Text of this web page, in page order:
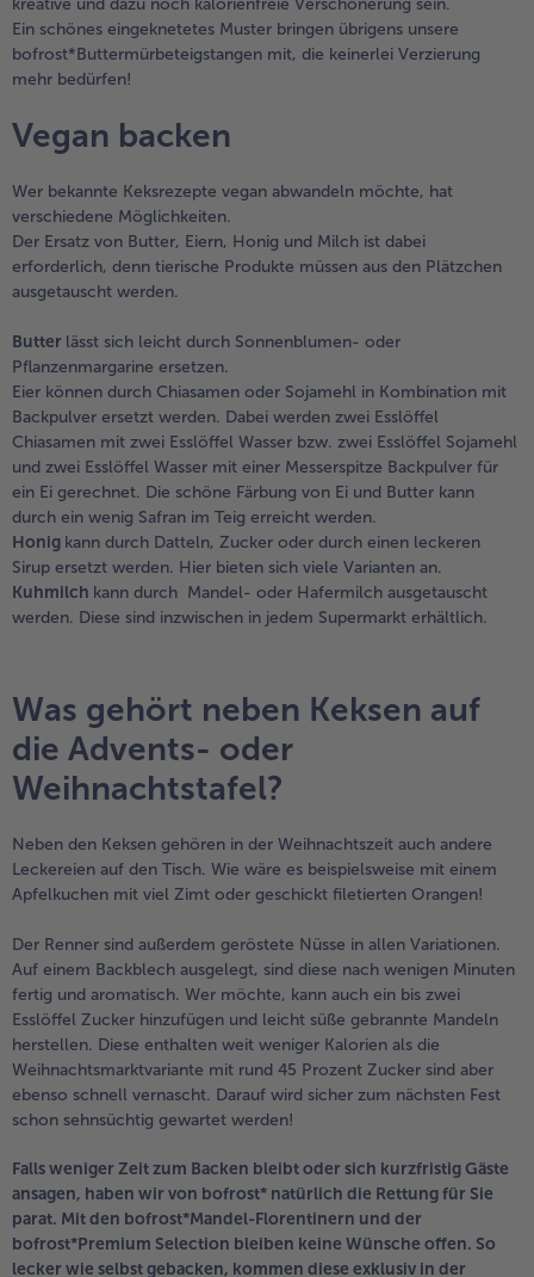
kreative und dazu noch kalorienfreie Verschönerung sein.
Ein schönes eingeknetetes Muster bringen übrigens unsere
bofrost*Buttermürbeteigstangen mit, die keinerlei Verzierung
mehr bedürfen!
Vegan backen
Wer bekannte Keksrezepte vegan abwandeln möchte, hat
verschiedene Möglichkeiten.
Der Ersatz von Butter, Eiern, Honig und Milch ist dabei
erforderlich, denn tierische Produkte müssen aus den Plätzchen
ausgetauscht werden.
Butter lässt sich leicht durch Sonnenblumen- oder
Pflanzenmargarine ersetzen.
Eier können durch Chiasamen oder Sojamehl in Kombination mit
Backpulver ersetzt werden. Dabei werden zwei Esslöffel
Chiasamen mit zwei Esslöffel Wasser bzw. zwei Esslöffel Sojamehl
und zwei Esslöffel Wasser mit einer Messerspitze Backpulver für
ein Ei gerechnet. Die schöne Färbung von Ei und Butter kann
durch ein wenig Safran im Teig erreicht werden.
Honig kann durch Datteln, Zucker oder durch einen leckeren
Sirup ersetzt werden. Hier bieten sich viele Varianten an.
Kuhmilch kann durch Mandel- oder Hafermilch ausgetauscht
werden. Diese sind inzwischen in jedem Supermarkt erhältlich.
Was gehört neben Keksen auf
die Advents- oder
Weihnachtstafel?
Neben den Keksen gehören in der Weihnachtszeit auch andere
Leckereien auf den Tisch. Wie wäre es beispielsweise mit einem
Apfelkuchen mit viel Zimt oder geschickt filetierten Orangen!
Der Renner sind außerdem geröstete Nüsse in allen Variationen.
Auf einem Backblech ausgelegt, sind diese nach wenigen Minuten
fertig und aromatisch. Wer möchte, kann auch ein bis zwei
Esslöffel Zucker hinzufügen und leicht süße gebrannte Mandeln
herstellen. Diese enthalten weit weniger Kalorien als die
Weihnachtsmarktvariante mit rund 45 Prozent Zucker sind aber
ebenso schnell vernascht. Darauf wird sicher zum nächsten Fest
schon sehnsüchtig gewartet werden!
Falls weniger Zeit zum Backen bleibt oder sich kurzfristig Gäste
ansagen, haben wir von bofrost* natürlich die Rettung für Sie
parat. Mit den bofrost*Mandel-Florentinern und der
bofrost*Premium Selection bleiben keine Wünsche offen. So
lecker wie selbst gebacken, kommen diese exklusiv in der